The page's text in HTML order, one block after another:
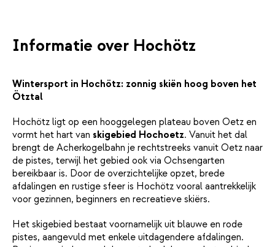
Informatie over Hochötz
Wintersport in Hochötz: zonnig skiën hoog boven het
Ötztal
Hochötz ligt op een hooggelegen plateau boven Oetz en
vormt het hart van skigebied Hochoetz. Vanuit het dal
brengt de Acherkogelbahn je rechtstreeks vanuit Oetz naar
de pistes, terwijl het gebied ook via Ochsengarten
bereikbaar is. Door de overzichtelijke opzet, brede
afdalingen en rustige sfeer is Hochötz vooral aantrekkelijk
voor gezinnen, beginners en recreatieve skiërs.
Het skigebied bestaat voornamelijk uit blauwe en rode
pistes, aangevuld met enkele uitdagendere afdalingen.